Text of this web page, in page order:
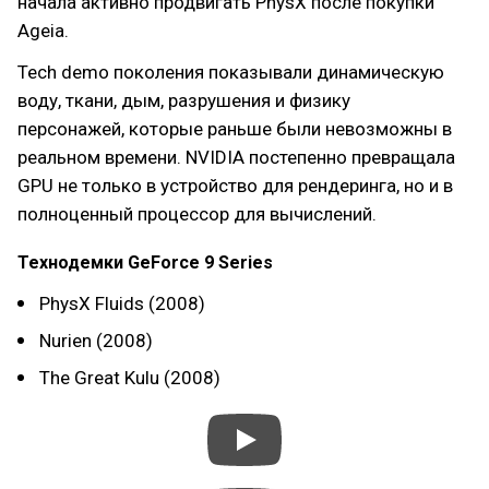
Ageia.
Tech demo поколения показывали динамическую
воду, ткани, дым, разрушения и физику
персонажей, которые раньше были невозможны в
реальном времени. NVIDIA постепенно превращала
GPU не только в устройство для рендеринга, но и в
полноценный процессор для вычислений.
Технодемки GeForce 9 Series
PhysX Fluids (2008)
Nurien (2008)
The Great Kulu (2008)